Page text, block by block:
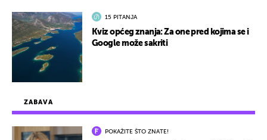
ZABAVA
POKAŽITE ŠTO ZNATE!
15 PITANJA
Kviz općeg znanja: Za one pred kojima se i
Google može sakriti